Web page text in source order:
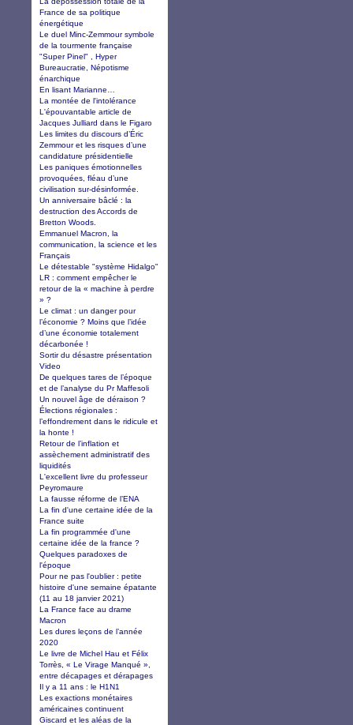
France de sa politique
énergétique
Le duel Minc-Zemmour symbole
de la tourmente française
"Super Pinel" , Hyper
Bureaucratie, Népotisme
énarchique
En lisant Marianne…
La montée de l'intolérance
L'épouvantable article de
Jacques Julliard dans le Figaro
Les limites du discours d’Éric
Zemmour et les risques d’une
candidature présidentielle
Les paniques émotionnelles
provoquées, fléau d’une
civilisation sur-désinformée.
Un anniversaire bâclé : la
destruction des Accords de
Bretton Woods.
Emmanuel Macron, la
communication, la science et les
Français
Le détestable "système Hidalgo"
LR : comment empêcher le
retour de la « machine à perdre
» ?
Le climat : un danger pour
l’économie ? Moins que l’idée
d’une économie totalement
décarbonée !
Sortir du désastre présentation
Video
De quelques tares de l’époque
et de l’analyse du Pr Maffesoli
Un nouvel âge de déraison ?
Élections régionales :
l’effondrement dans le ridicule et
la honte !
Retour de l’inflation et
assèchement administratif des
liquidités
L'excellent livre du professeur
Peyromaure
La fausse réforme de l’ENA
La fin d'une certaine idée de la
France suite
La fin programmée d'une
certaine idée de la france ?
Quelques paradoxes de
l'époque
Pour ne pas l'oublier : petite
histoire d'une semaine épatante
(11 au 18 janvier 2021)
La France face au drame
Macron
Les dures leçons de l’année
2020
Le livre de Michel Hau et Félix
Torrès, « Le Virage Manqué »,
entre décapages et dérapages
Il y a 11 ans : le H1N1
Les exactions monétaires
américaines continuent
Giscard et les aléas de la